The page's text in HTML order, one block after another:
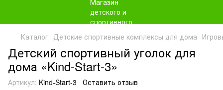
Каталог Детские спортивные комплексы для дома
Детский спортивный уголок для
дома «Kind-Start-3»
Артикул: Kind-Start-3 Оставить отзыв